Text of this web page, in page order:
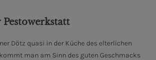
Dötz quasi in der Küche des elterlichen
man am Sinn des guten Geschmacks